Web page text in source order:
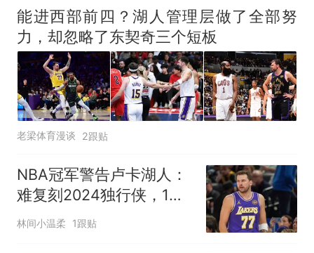
能进西部前四？湖人管理层做了全部努
力，却忽略了东契奇三个短板
老梁体育漫谈 2跟贴
NBA冠军警告卢卡湖人：
难复刻2024独行侠，1致
命短板注定走不远
林间小温柔 1跟贴